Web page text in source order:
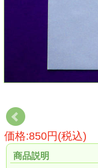
価格:850円(税込)
商品説明